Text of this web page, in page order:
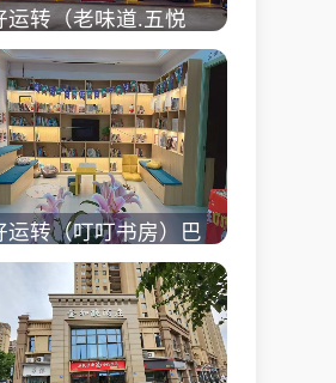
运转（老味道.五悦
餐厅）做了近4年的
饮店转让、主要房租
立即查看 +
运转（叮叮书房）巴
都市附近实验小学旁
200㎡培训班带生源转
立即查看 +